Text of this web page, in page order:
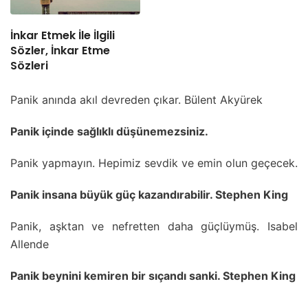
İnkar Etmek İle İlgili
Sözler, İnkar Etme
Sözleri
Panik anında akıl devreden çıkar. Bülent Akyürek
Panik içinde sağlıklı düşünemezsiniz.
Panik yapmayın. Hepimiz sevdik ve emin olun geçecek.
Panik insana büyük güç kazandırabilir. Stephen King
Panik, aşktan ve nefretten daha güçlüymüş. Isabel
Allende
Panik beynini kemiren bir sıçandı sanki. Stephen King